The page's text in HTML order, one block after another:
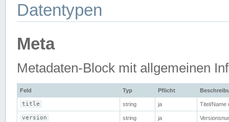
Datentypen
Meta
Metadaten-Block mit allgemeinen
Feld Typ Pflicht
title string ja Titel/Name
version string ja